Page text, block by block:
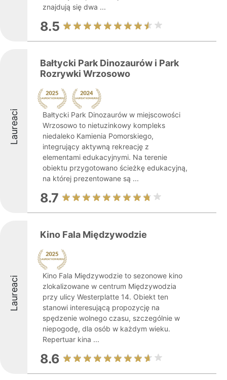
znajdują się dwa ...
8.5
Laureaci
Bałtycki Park Dinozaurów i Park
Rozrywki Wrzosowo
Bałtycki Park Dinozaurów w miejscowości
Wrzosowo to nietuzinkowy kompleks
niedaleko Kamienia Pomorskiego,
integrujący aktywną rekreację z
elementami edukacyjnymi. Na terenie
obiektu przygotowano ścieżkę edukacyjną,
na której prezentowane są ...
8.7
Laureaci
Kino Fala Międzywodzie
Kino Fala Międzywodzie to sezonowe kino
zlokalizowane w centrum Międzywodzia
przy ulicy Westerplatte 14. Obiekt ten
stanowi interesującą propozycję na
spędzenie wolnego czasu, szczególnie w
niepogodę, dla osób w każdym wieku.
Repertuar kina ...
8.6